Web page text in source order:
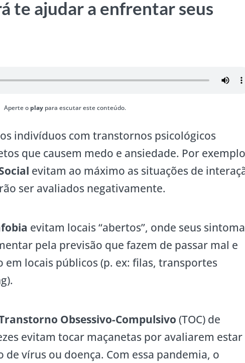
te ajudar a enfrentar seus
Aperte o play para escutar este conteúdo.
indivíduos com transtornos psicológicos
que causem medo e ansiedade. Por
evitam ao máximo as situações de
ser avaliados negativamente.
evitam locais “abertos”, onde seus
pela previsão que fazem de passar mal e
em locais públicos (p. ex: filas, transportes
Obsessivo-Compulsivo (TOC) de
evitam tocar maçanetas por avaliarem estar
vírus ou doença. Com essa pandemia, o